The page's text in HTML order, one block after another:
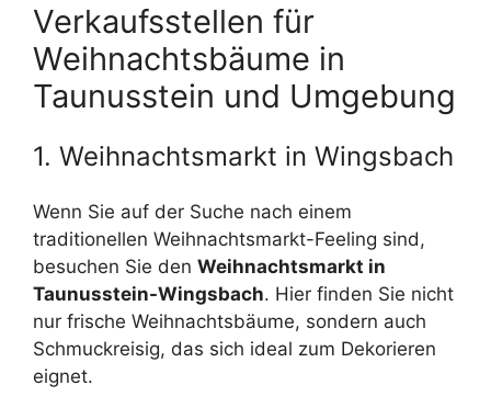
Verkaufsstellen für
Weihnachtsbäume in
Taunusstein und Umgebung
1. Weihnachtsmarkt in Wingsbach
Wenn Sie auf der Suche nach einem
traditionellen Weihnachtsmarkt-Feeling sind,
besuchen Sie den Weihnachtsmarkt in
Taunusstein-Wingsbach. Hier finden Sie nicht
nur frische Weihnachtsbäume, sondern auch
Schmuckreisig, das sich ideal zum Dekorieren
eignet.